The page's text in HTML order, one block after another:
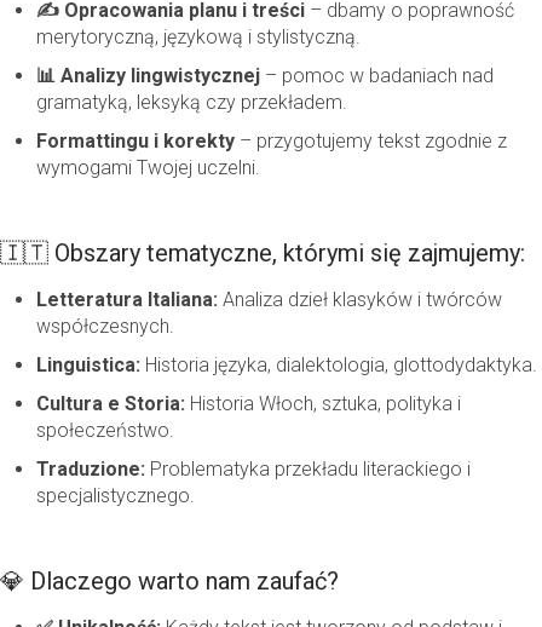
✍️ Opracowania planu i treści – dbamy o poprawność
merytoryczną, językową i stylistyczną.
📊 Analizy lingwistycznej – pomoc w badaniach nad
gramatyką, leksyką czy przekładem.
Formattingu i korekty – przygotujemy tekst zgodnie z
wymogami Twojej uczelni.
🇮🇹 Obszary tematyczne, którymi się zajmujemy:
Letteratura Italiana: Analiza dzieł klasyków i twórców
współczesnych.
Linguistica: Historia języka, dialektologia, glottodydaktyka.
Cultura e Storia: Historia Włoch, sztuka, polityka i
społeczeństwo.
Traduzione: Problematyka przekładu literackiego i
specjalistycznego.
💎 Dlaczego warto nam zaufać?